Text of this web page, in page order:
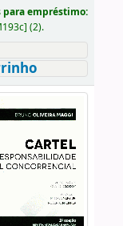
empréstimo:
] (2).